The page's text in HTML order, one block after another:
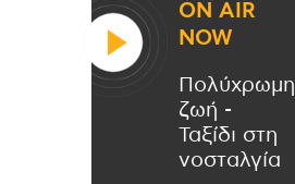
ON AIR
NOW
Πολύχρωμη
ζωή -
Ταξίδι στη
νοσταλγία